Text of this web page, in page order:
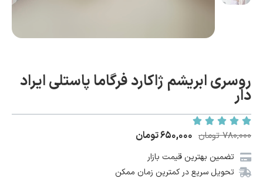
روسری ابریشم ژاکارد فرگاما پاستلی ایراد
دار
۷۸۰,۰۰۰ تومان ۶۵۰,۰۰۰تومان
تضمین بهترین قیمت بازار
تحویل سریع در کمترین زمان ممکن